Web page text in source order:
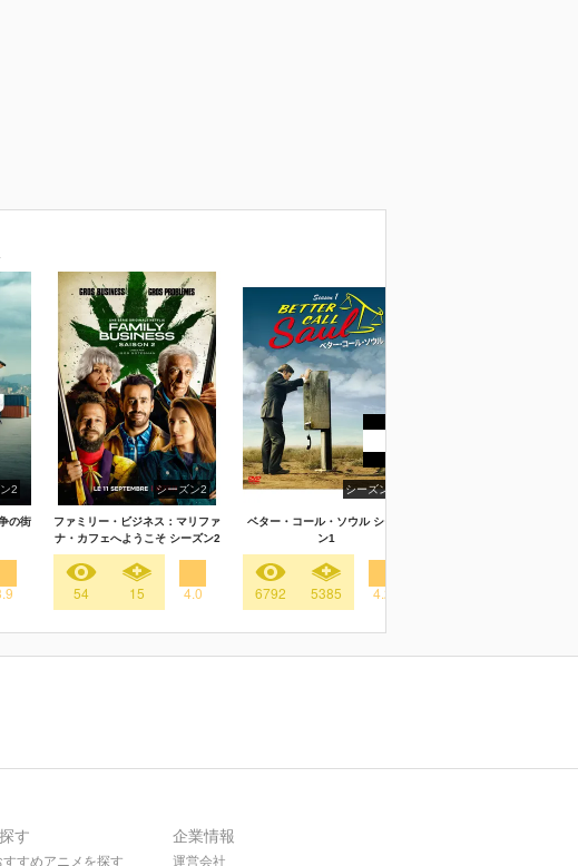
2
の街
シーズン2
ファミリー・ビジネス：マリファ
ナ・カフェへようこそ シーズン2
54 15 4.0
シーズン1
ベター・コール・ソウル シーズ
ン1
6792 5385 4.2
す
すめアニメを探す
企業情報
運営会社